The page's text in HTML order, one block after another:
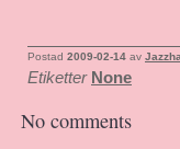
Postad 2009-02-14 av
Etiketter None
No comments